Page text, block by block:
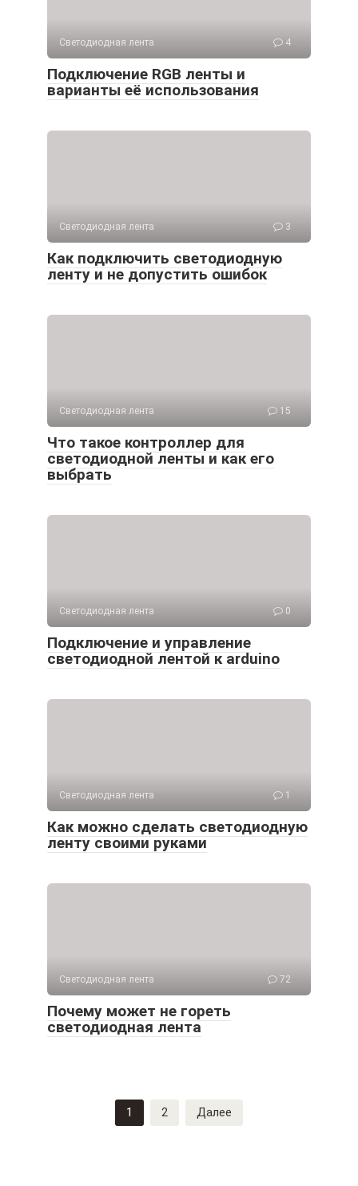
Светодиодная лента 4
Подключение RGB ленты и
варианты её использования
Светодиодная лента 3
Как подключить светодиодную
ленту и не допустить ошибок
Светодиодная лента 15
Что такое контроллер для
светодиодной ленты и как его
выбрать
Светодиодная лента 0
Подключение и управление
светодиодной лентой к arduino
Светодиодная лента 1
Как можно сделать светодиодную
ленту своими руками
Светодиодная лента 72
Почему может не гореть
светодиодная лента
1 2 Далее